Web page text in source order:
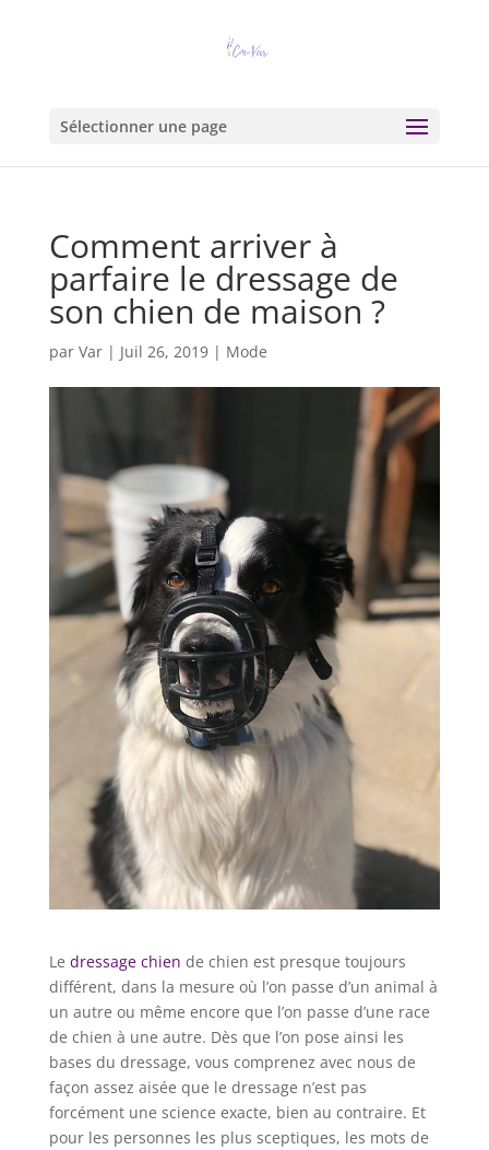
Sélectionner une page
Comment arriver à
parfaire le dressage de
son chien de maison ?
par Var| Juil 26, 2019| Mode
Le dressage chien de chien est presque toujours
différent, dans la mesure où l’on passe d’un animal à
un autre ou même encore que l’on passe d’une race
de chien à une autre. Dès que l’on pose ainsi les
bases du dressage, vous comprenez avec nous de
façon assez aisée que le dressage n’est pas
forcément une science exacte, bien au contraire. Et
pour les personnes les plus sceptiques, les mots de